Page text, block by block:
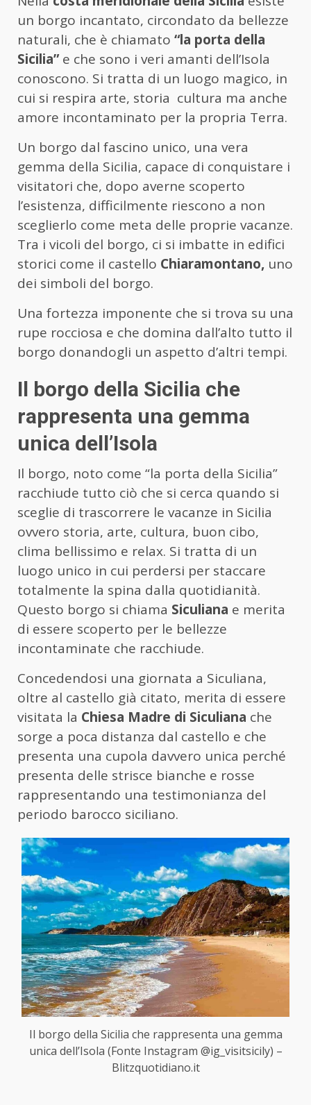
un borgo incantato, circondato da bellezze
naturali, che è chiamato “la porta della
Sicilia”e che sono i veri amanti dell’Isola
conoscono. Si tratta di un luogo magico, in
cui si respira arte, storia cultura ma anche
amore incontaminato per la propria Terra.
Un borgo dal fascino unico, una vera
gemma della Sicilia, capace di conquistare i
visitatori che, dopo averne scoperto
l’esistenza, difficilmente riescono a non
sceglierlo come meta delle proprie vacanze.
Tra i vicoli del borgo, ci si imbatte in edifici
storici come il castello Chiaramontano, uno
dei simboli del borgo.
Una fortezza imponente che si trova su una
rupe rocciosa e che domina dall’alto tutto il
borgo donandogli un aspetto d’altri tempi.
Il borgo della Sicilia che
rappresenta una gemma
unica dell’Isola
Il borgo, noto come “la porta della Sicilia”
racchiude tutto ciò che si cerca quando si
sceglie di trascorrere le vacanze in Sicilia
ovvero storia, arte, cultura, buon cibo,
clima bellissimo e relax. Si tratta di un
luogo unico in cui perdersi per staccare
totalmente la spina dalla quotidianità.
Questo borgo si chiama Siculiana e merita
di essere scoperto per le bellezze
incontaminate che racchiude.
Concedendosi una giornata a Siculiana,
oltre al castello già citato, merita di essere
visitata la Chiesa Madre di Siculiana che
sorge a poca distanza dal castello e che
presenta una cupola davvero unica perché
presenta delle strisce bianche e rosse
rappresentando una testimonianza del
periodo barocco siciliano.
Il borgo della Sicilia che rappresenta una gemma
unica dell’Isola (Fonte Instagram @ig_visitsicily) –
Blitzquotidiano.it